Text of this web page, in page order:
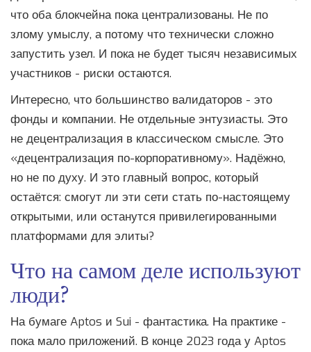
что оба блокчейна пока централизованы. Не по
злому умыслу, а потому что технически сложно
запустить узел. И пока не будет тысяч независимых
участников - риски остаются.
Интересно, что большинство валидаторов - это
фонды и компании. Не отдельные энтузиасты. Это
не децентрализация в классическом смысле. Это
«децентрализация по-корпоративному». Надёжно,
но не по духу. И это главный вопрос, который
остаётся: смогут ли эти сети стать по-настоящему
открытыми, или останутся привилегированными
платформами для элиты?
Что на самом деле используют
люди?
На бумаге Aptos и Sui - фантастика. На практике -
пока мало приложений. В конце 2023 года у Aptos